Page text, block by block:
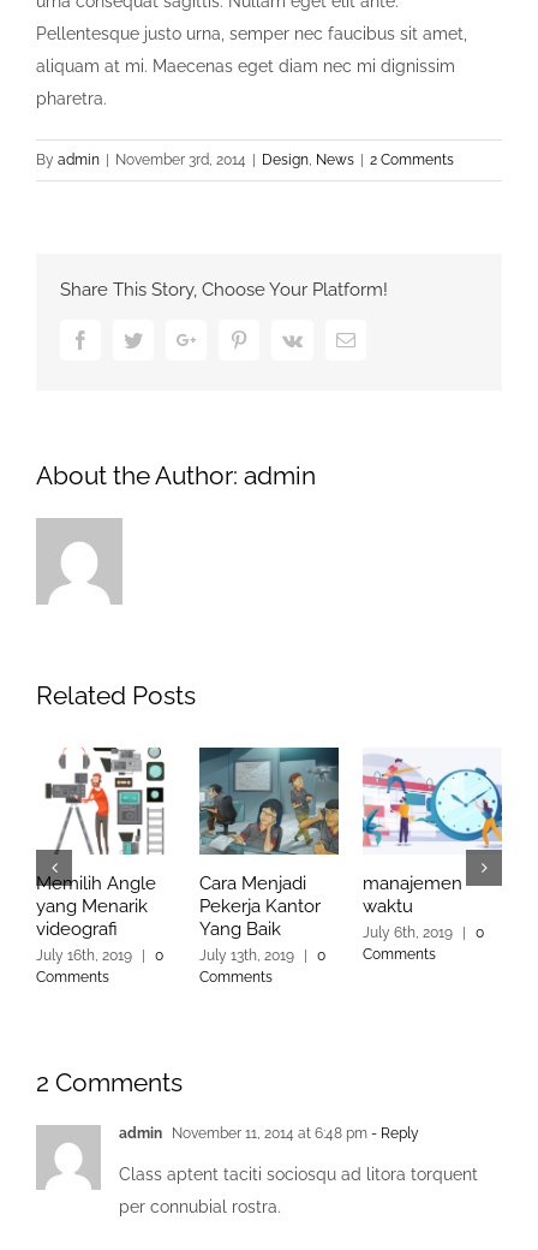
Pellentesque justo urna, semper nec faucibus sit amet,
aliquam at mi. Maecenas eget diam nec mi dignissim
pharetra.
By admin | November 3rd, 2014 | Design, News | 2 Comments
Share This Story, Choose Your Platform!
FacebookTwitterGoogle+ PinterestVk Email
About the Author: admin
Related Posts
Memilih Angle
yang Menarik
videografi
July 16th, 2019 |
0
Comments
Cara Menjadi
Pekerja Kantor
Yang Baik
July 13th, 2019 |
0
Comments
manajemen
waktu
July 6th, 2019 |
0
Comments
2 Comments
admin November 11, 2014 at 6:48 pm - Reply
Class aptent taciti sociosqu ad litora torquent
per connubial rostra.